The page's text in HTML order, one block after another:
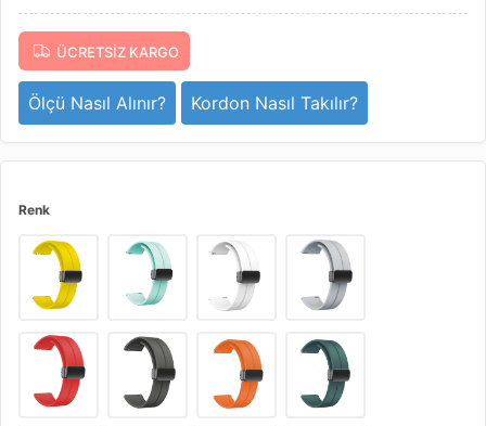
ÜCRETSIZ KARGO
Ölçü Nasıl Alınır? Kordon Nasıl Takılır?
Renk